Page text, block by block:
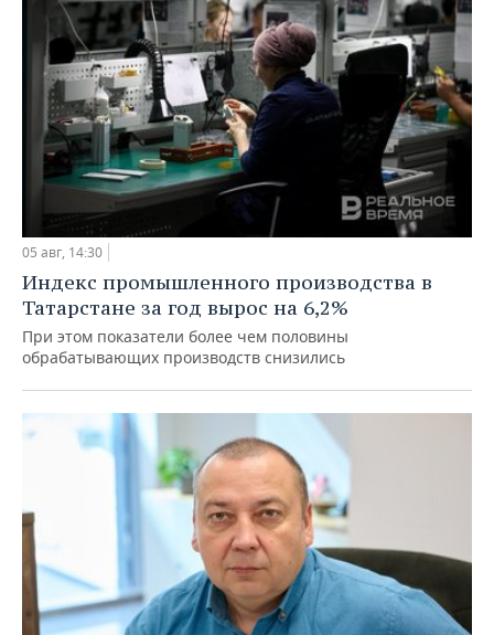
05 авг, 14:30
Индекс промышленного производства в
Татарстане за год вырос на 6,2%
При этом показатели более чем половины
обрабатывающих производств снизились